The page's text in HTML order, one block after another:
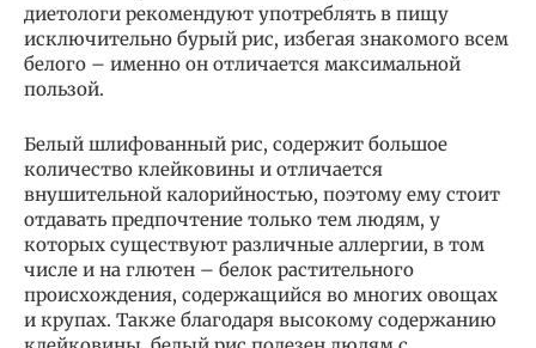
диетологи рекомендуют употреблять в пищу
исключительно бурый рис, избегая знакомого всем
белого – именно он отличается максимальной
пользой.
Белый шлифованный рис, содержит большое
количество клейковины и отличается
внушительной калорийностью, поэтому ему стоит
отдавать предпочтение только тем людям, у
которых существуют различные аллергии, в том
числе и на глютен – белок растительного
происхождения, содержащийся во многих овощах
и крупах. Также благодаря высокому содержанию